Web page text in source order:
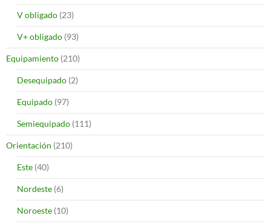
V obligado (23)
V+ obligado (93)
Equipamiento (210)
Desequipado (2)
Equipado (97)
Semiequipado (111)
Orientación (210)
Este (40)
Nordeste (6)
Noroeste (10)